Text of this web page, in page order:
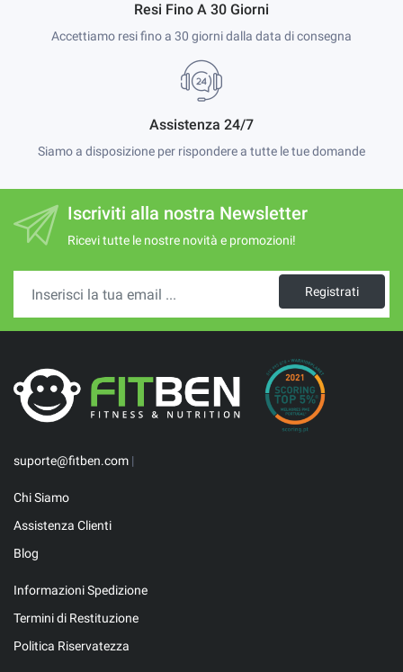
Resi Fino A 30 Giorni
Accettiamo resi fino a 30 giorni dalla data di consegna
Assistenza 24/7
Siamo a disposizione per rispondere a tutte le tue domande
Iscriviti alla nostra Newsletter
Ricevi tutte le nostre novità e promozioni!
Registrati
suporte@fitben.com |
Chi Siamo
Assistenza Clienti
Blog
Informazioni Spedizione
Termini di Restituzione
Politica Riservatezza